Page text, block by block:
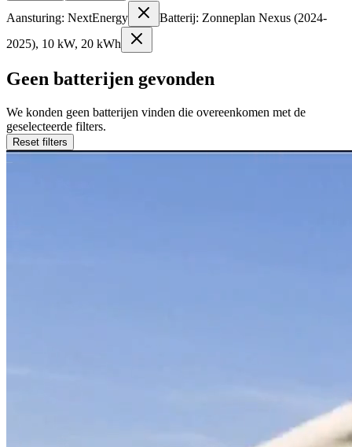
Aansturing: NextEnergy
Batterij: Zonneplan Nexus (2024-
2025), 10 kW, 20 kWh
Geen batterijen gevonden
We konden geen batterijen vinden die overeenkomen met de
geselecteerde filters.
Reset filters